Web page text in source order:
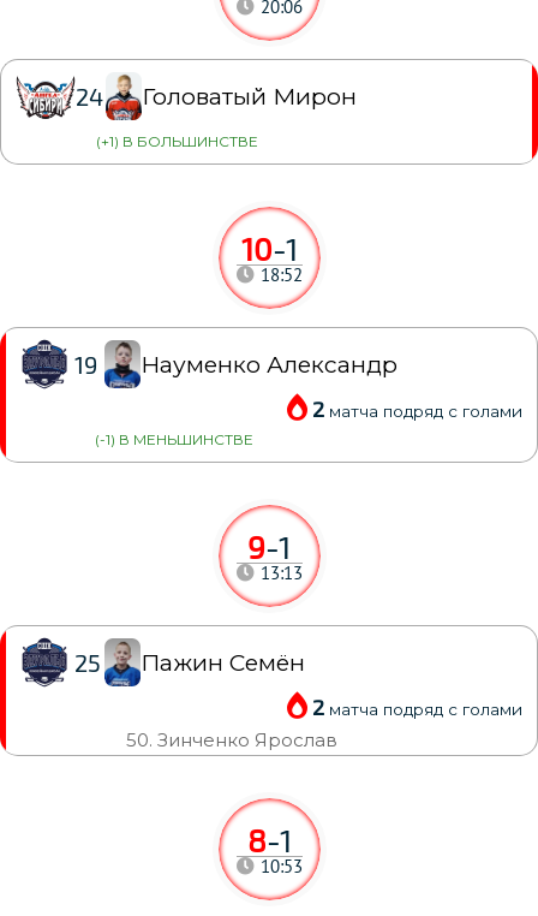
8-1
10:53
9-1
13:13
25 Пажин Семён
2 матча подряд с голами
50. Зинченко Ярослав
10-1
18:52
19 Науменко Александр
2 матча подряд с голами
(-1) В МЕНЬШИНСТВЕ
20:06
24 Головатый Мирон
(+1) В БОЛЬШИНСТВЕ